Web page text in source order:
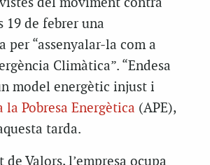
del moviment contra
19 de febrer una
per “assenyalar-la com a
Climàtica”. “Endesa
model energètic injust i
la Pobresa Energètica (APE),
tarda.